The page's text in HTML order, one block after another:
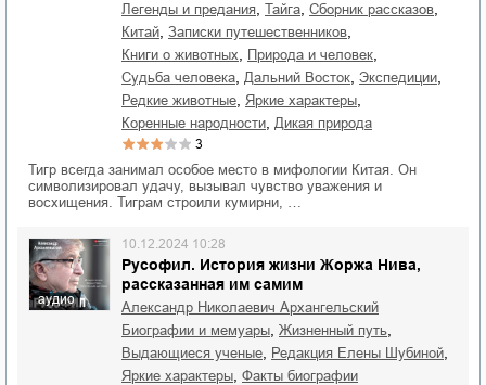
легенды и предания тайга сборник рассказов
Китай записки путешественников
книги о животных природа и человек
судьба человека Дальний Восток экспедиции
редкие животные яркие характеры
коренные народности дикая природа
3
Тигр всегда занимал особое место в мифологии Китая. Он
символизировал удачу, вызывал чувство уважения и
восхищения. Тиграм строили кумирни, …
аудио
Русофил. История жизни Жоржа Нива,
рассказанная им самим
10.12.2024 10:28
Александр Николаевич Архангельский
биографии и мемуары
жизненный путь
выдающиеся ученые редакция Елены Шубиной
яркие характеры факты биографии